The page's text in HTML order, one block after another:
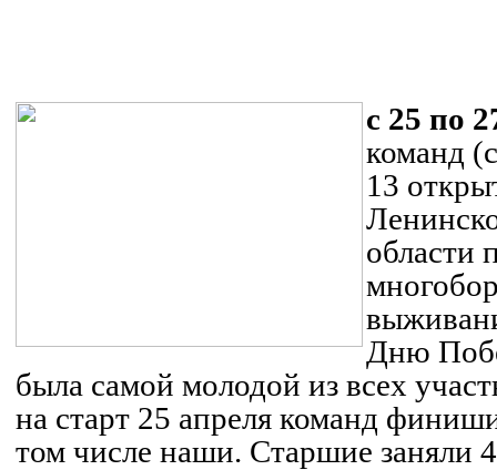
с 25 по
команд
13
области
Дню
была самой молодой из всех
на старт 25 апреля команд
том числе наши. Старшие заняли